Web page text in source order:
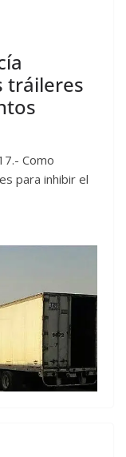
tráileres
Como
para inhibir el